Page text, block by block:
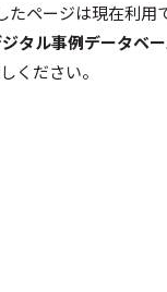
たページは現在利用
タル事例データベ
ください。